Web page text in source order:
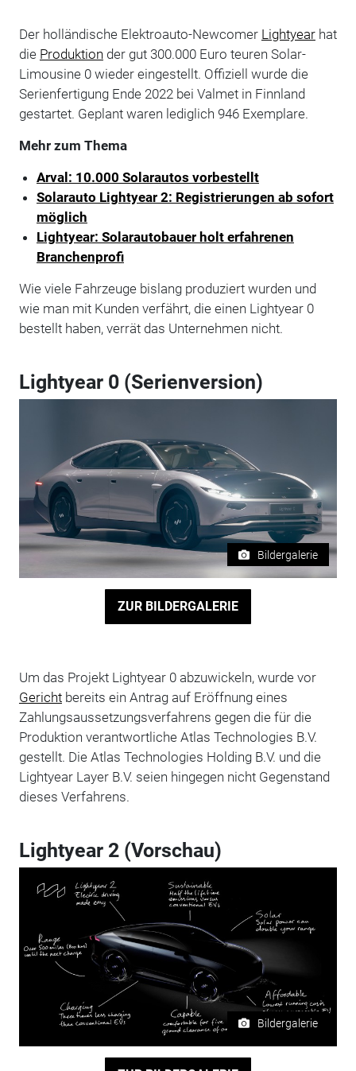
Der holländische Elektroauto-Newcomer Lightyearhat
die Produktion der gut 300.000 Euro teuren Solar-
Limousine 0 wieder eingestellt. Offiziell wurde die
Serienfertigung Ende 2022 bei Valmet in Finnland
gestartet. Geplant waren lediglich 946 Exemplare.
Mehr zum Thema
Arval: 10.000 Solarautos vorbestellt
Solarauto Lightyear 2: Registrierungen ab sofort
möglich
Lightyear: Solarautobauer holt erfahrenen
Branchenprofi
Wie viele Fahrzeuge bislang produziert wurden und
wie man mit Kunden verfährt, die einen Lightyear 0
bestellt haben, verrät das Unternehmen nicht.
Lightyear 0 (Serienversion)
Bildergalerie
ZUR BILDERGALERIE
Um das Projekt Lightyear 0 abzuwickeln, wurde vor
Gerichtbereits ein Antrag auf Eröffnung eines
Zahlungsaussetzungsverfahrens gegen die für die
Produktion verantwortliche Atlas Technologies B.V.
gestellt. Die Atlas Technologies Holding B.V. und die
Lightyear Layer B.V. seien hingegen nicht Gegenstand
dieses Verfahrens.
Lightyear 2 (Vorschau)
Bildergalerie